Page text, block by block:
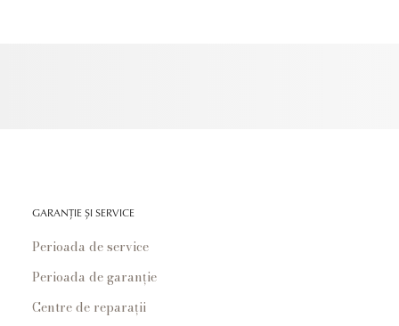
GARANȚIE ȘI SERVICE
Perioada de service
Perioada de garanție
Centre de reparații